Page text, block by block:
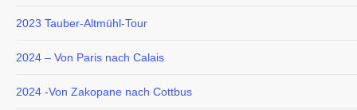
2023 Tauber-Altmühl-Tour
2024 – Von Paris nach Calais
2024 -Von Zakopane nach Cottbus